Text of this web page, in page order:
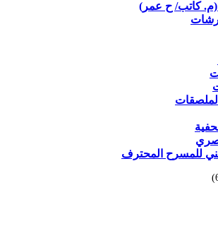
(م. كاتب/ ح عمر)
للمسرح المحترف